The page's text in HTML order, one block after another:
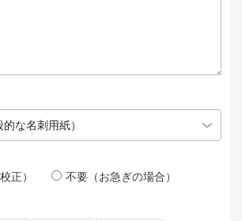
正）
不要（お急ぎの場合）